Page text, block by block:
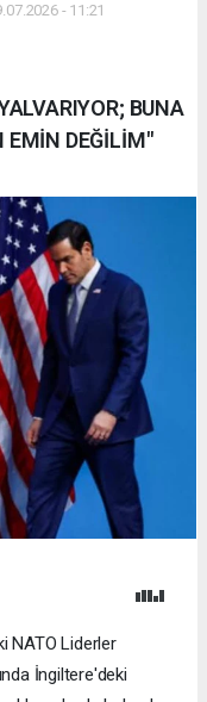
- 11:21
BUNA
EMİN DEĞİLİM"
NATO Liderler
İngiltere'deki